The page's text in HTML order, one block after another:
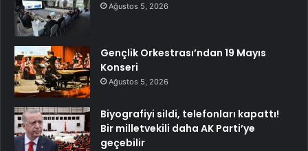
Ağustos 5, 2026
Gençlik Orkestrası’ndan 19 Mayıs
Konseri
Ağustos 5, 2026
Biyografiyi sildi, telefonları kapattı!
Bir milletvekili daha AK Parti’ye
geçebilir